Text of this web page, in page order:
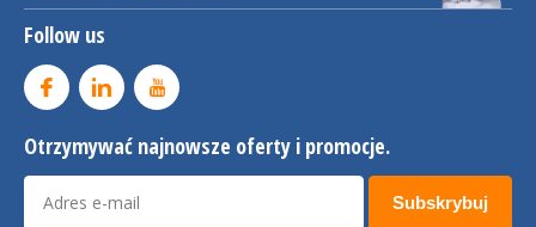
Follow us
Otrzymywać najnowsze oferty i promocje.
Subskrybuj